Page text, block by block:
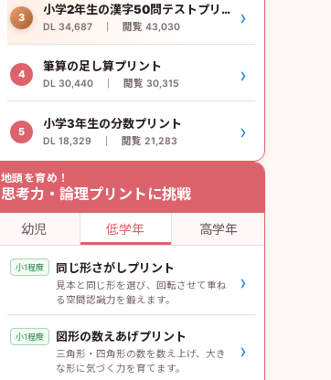
3
小学2年生の漢字50問テストプリント
DL 34,687 ｜ 閲覧 43,030 ›
4
筆算の足し算プリント
DL 30,440 ｜ 閲覧 30,315 ›
5
小学3年生の分数プリント
DL 18,329 ｜ 閲覧 21,283 ›
地頭を育め！
思考力・論理プリントに挑戦
幼児 低学年 高学年
小1程度 同じ形さがしプリント
見本と同じ形を選び、回転させて重ね
る空間認識力を鍛えます。
›
小1程度 図形の数えあげプリント
三角形・四角形の数を数え上げ、大き
な形に気づく力を育てます。
›